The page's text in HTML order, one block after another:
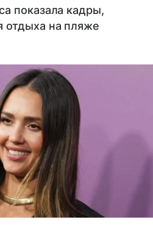
показала кадры,
отдыха на пляже